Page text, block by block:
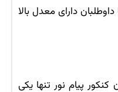
دارای معدل بالا
پیام نور تنها یکی